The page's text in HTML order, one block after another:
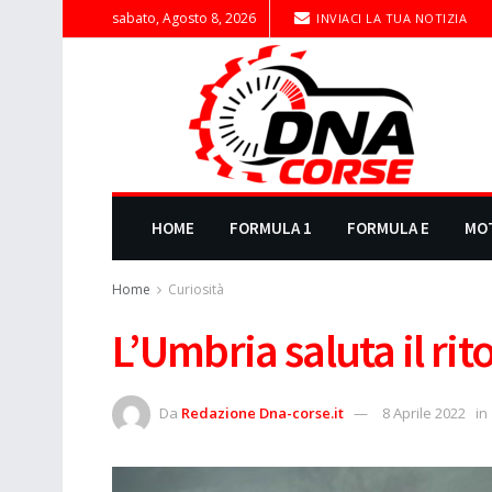
sabato, Agosto 8, 2026 INVIACI LA TUA NOTIZIA
HOME FORMULA 1 FORMULA E
Home Curiosità
L’Umbria saluta il
Da Redazione Dna-corse.it 8 Aprile 2022 in